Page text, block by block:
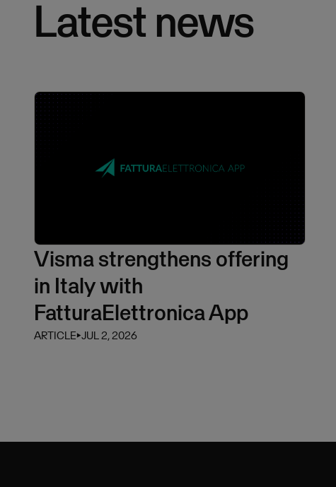
Latest news
Visma strengthens offering
in Italy with
FatturaElettronica App
ARTICLE⏵JUL 2, 2026